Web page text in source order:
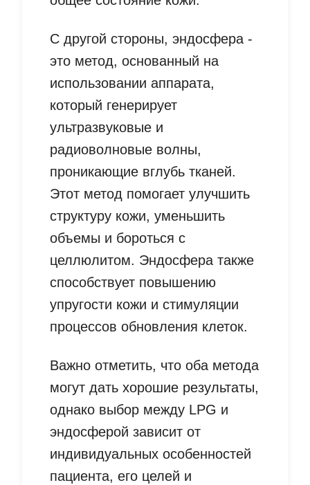
С другой стороны, эндосфера -
это метод, основанный на
использовании аппарата,
который генерирует
ультразвуковые и
радиоволновые волны,
проникающие вглубь тканей.
Этот метод помогает улучшить
структуру кожи, уменьшить
объемы и бороться с
целлюлитом. Эндосфера также
способствует повышению
упругости кожи и стимуляции
процессов обновления клеток.
Важно отметить, что оба метода
могут дать хорошие результаты,
однако выбор между LPG и
эндосферой зависит от
индивидуальных особенностей
пациента, его целей и